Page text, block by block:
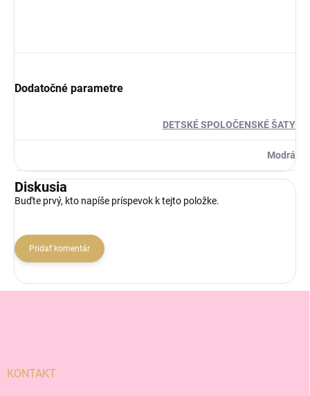
Dodatočné parametre
DETSKÉ SPOLOČENSKÉ ŠATY
Modrá
Diskusia
Buďte prvý, kto napíše príspevok k tejto položke.
Pridať komentár
KONTAKT